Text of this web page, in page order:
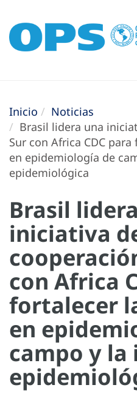
Inicio
Noticias
Brasil lidera una
Sur con Africa CDC
en epidemiología de
epidemiológica
Brasil
iniciativa
con Africa
fortalecer
en
campo y